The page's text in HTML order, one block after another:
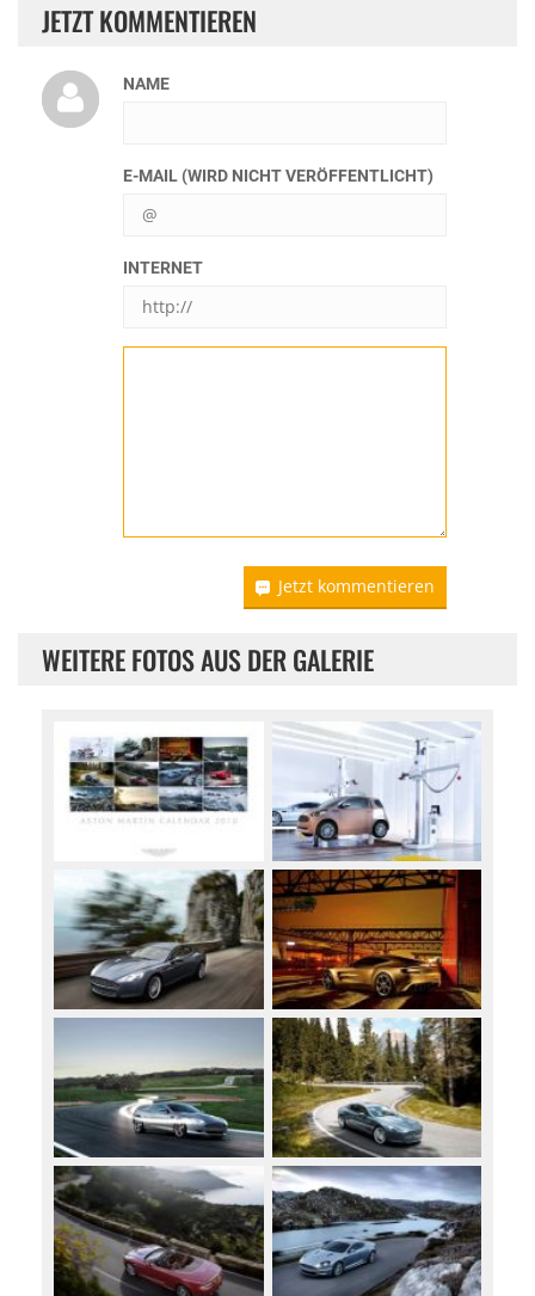
JETZT KOMMENTIEREN
NAME
E-MAIL (WIRD NICHT VERÖFFENTLICHT)
INTERNET
Jetzt kommentieren
WEITERE FOTOS AUS DER GALERIE